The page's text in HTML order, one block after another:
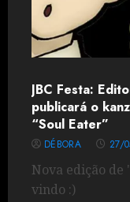
JBC Festa:
publicará o
“Soul Eater”
DÉBORA 27/
Nova edição de
vindo :)